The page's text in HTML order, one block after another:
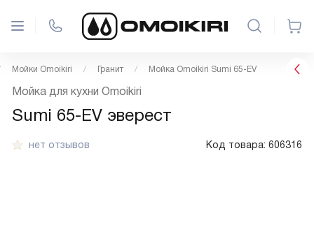
Мойки Omoikiri Гранит Мойка Omoikiri Sumi 65-EV
нет отзывов Код товара: 606316
Мойка для кухни Omoikiri
Sumi 65-EV эверест